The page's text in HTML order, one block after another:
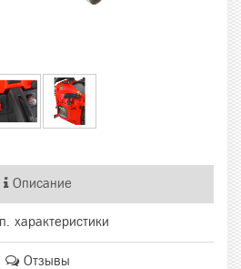
Описание
характеристики
Отзывы